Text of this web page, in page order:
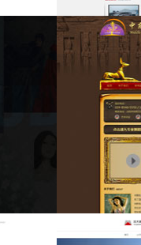
驭道试驾
埃雅魅力健身